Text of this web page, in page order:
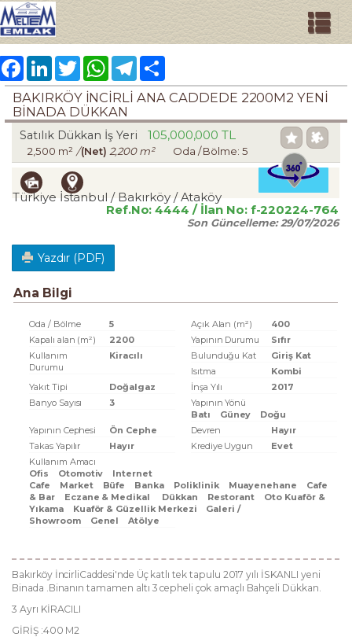
FacebookLinkedInTwitter WhatsAppTelegram
BAKIRKÖY İNCİRLİ ANA CADDEDE 2200M2 YENİ
BİNADA DÜKKAN
Satılık Dükkan İş Yeri 105,000,000 TL
2,500 m² /(Net) 2,200 m² Oda / Bölme: 5
Türkiye İstanbul / Bakırköy/ Ataköy
Ref.No:4444 / İlan No: f-220224-764
Son Güncelleme:29/07/2026
Yazdır (PDF)
Ana Bilgi
Oda / Bölme 5 Açık Alan (m²)
400
Kapalı alan (m²)
2200 Yapının Durumu
Sıfır
Kullanım
Durumu
Kiracılı Bulunduğu Kat
Giriş Kat
Isıtma
Kombi
Yakıt Tipi
Doğalgaz İnşa Yılı
2017
Banyo Sayısı
3
Yapının Yönü
Batı
Güney
Doğu
Yapının Cephesi
Ön Cephe Devren
Hayır
Takas Yapılır
Hayır Krediye Uygun
Evet
Kullanım Amacı
Ofis
Otomotiv
Internet
Cafe
Market Büfe Banka Poliklinik Muayenehane
Cafe
& Bar
Eczane & Medikal Dükkan Restorant
Oto Kuaför &
Yıkama
Kuaför & Güzellik Merkezi
Galeri /
Showroom
Genel Atölye
Bakırköy İncirliCaddesi'nde Üç katlı tek tapulu 2017 yılı İSKANLI yeni
Binada .Binanın tamamen altı 3 cepheli çok amaçlı Bahçeli Dükkan.
3 Ayrı KİRACILI
GİRİŞ :400 M2